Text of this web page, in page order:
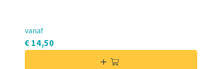
vanaf
€ 14,50